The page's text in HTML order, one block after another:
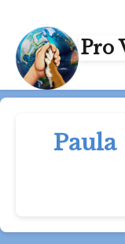
Pro
Paula